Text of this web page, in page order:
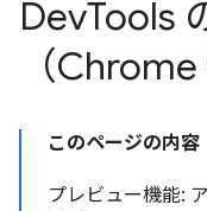
DevTools
（Chrome
このページの内容
プレビュー機能: